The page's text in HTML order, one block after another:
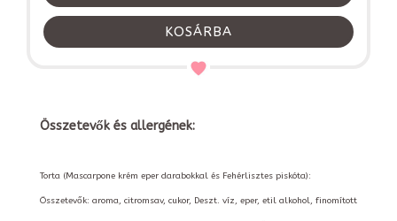
KOSÁRBA
Összetevők és allergének:
Torta (Mascarpone krém eper darabokkal és Fehérlisztes piskóta):
Összetevők: aroma, citromsav, cukor, Deszt. víz, eper, etil alkohol, finomított